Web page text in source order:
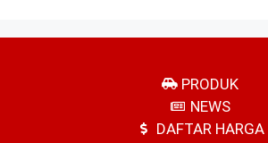
PRODUK
NEWS
DAFTAR HARGA